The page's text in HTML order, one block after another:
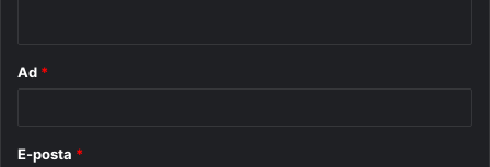
Ad *
E-posta *